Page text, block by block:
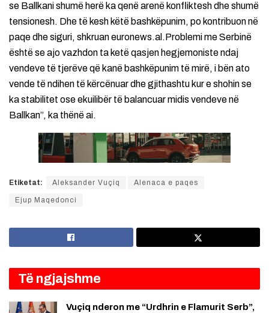
se Ballkani shumë herë ka qenë arenë konfliktesh dhe shumë
tensionesh. Dhe të kesh këtë bashkëpunim, po kontribuon në
paqe dhe siguri, shkruan euronews.al.Problemi me Serbinë
është se ajo vazhdon ta ketë qasjen hegjemoniste ndaj
vendeve të tjerëve që kanë bashkëpunim të mirë, i bën ato
vende të ndihen të kërcënuar dhe gjithashtu kur e shohin se
ka stabilitet ose ekuilibër të balancuar midis vendeve në
Ballkan”, ka thënë ai.
Etiketat: Aleksander Vuçiq Alenaca e paqes
Ejup Maqedonci
Të ngjajshme
Vuçiq nderon me “Urdhrin e Flamurit Serb”,